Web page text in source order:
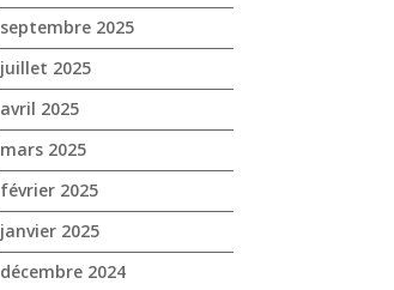
septembre 2025
juillet 2025
avril 2025
mars 2025
février 2025
janvier 2025
décembre 2024